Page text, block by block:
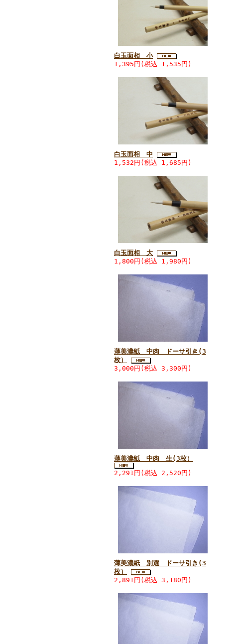
白玉面相 小
1,395円(税込 1,535円)
白玉面相 中
1,532円(税込 1,685円)
白玉面相 大
1,800円(税込 1,980円)
薄美濃紙 中肉 ドーサ引き(3
枚）
3,000円(税込 3,300円)
薄美濃紙 中肉 生(3枚）
2,291円(税込 2,520円)
薄美濃紙 別選 ドーサ引き(3
枚）
2,891円(税込 3,180円)